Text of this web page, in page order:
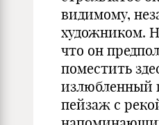
видимому,
художником.
что он
поместить
излюбленный
пейзаж с